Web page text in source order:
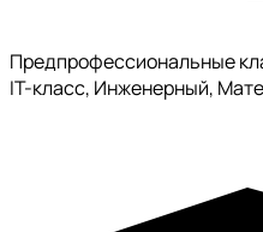
Предпрофессиональные
IT-класс, Инженерный,